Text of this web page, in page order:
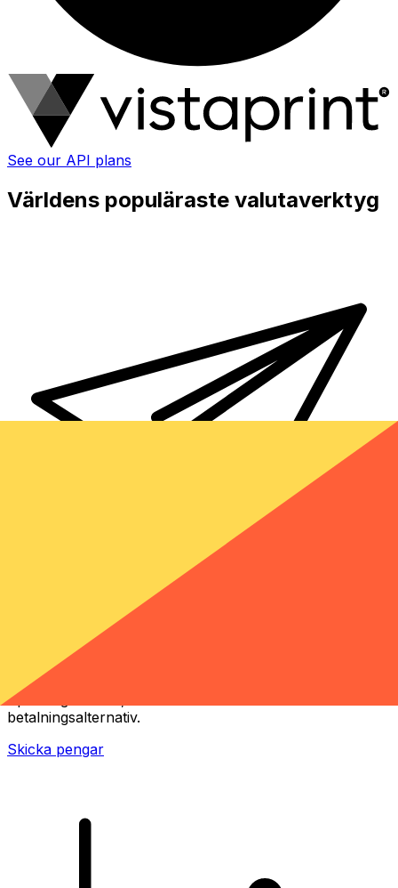
See our API plans
Världens populäraste valutaverktyg
XE Internationella valutaöverföringar
Skicka pengar online snabbt, säkert och enkelt.
Spårning i realtid, notiser och flexibla leverans- och
betalningsalternativ.
Skicka pengar